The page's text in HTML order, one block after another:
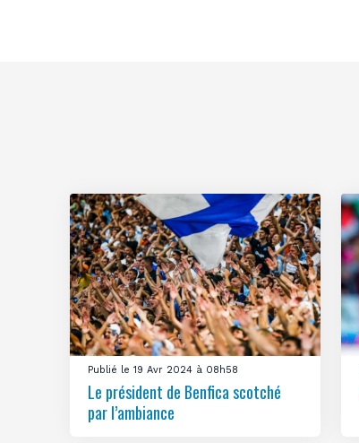
Publié le 19 Avr 2024 à 08h58
Le président de Benfica scotché
par l’ambiance